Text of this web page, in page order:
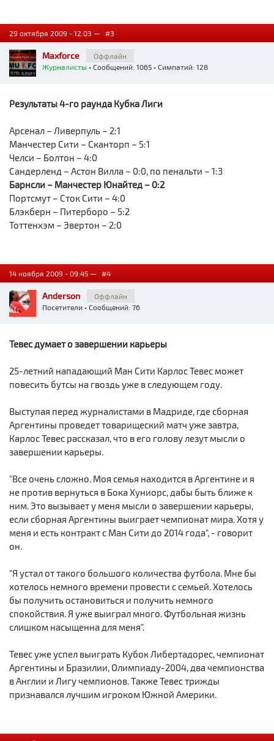
29 октября 2009 - 12:03 — #3
Maxforce
Оффлайн
Журналисты • Сообщений: 1065 • Симпатий: 128
Результаты 4-го раунда Кубка Лиги
Арсенал – Ливерпуль – 2:1
Манчестер Сити – Сканторп – 5:1
Челси – Болтон – 4:0
Сандерленд – Астон Вилла – 0:0, по пенальти – 1:3
Барнсли – Манчестер Юнайтед – 0:2
Портсмут – Сток Сити – 4:0
Блэкберн – Питерборо – 5:2
Тоттенхэм – Эвертон – 2:0
14 ноября 2009 - 09:45 — #4
Anderson
Оффлайн
Посетители • Сообщений: 76
Тевес думает о завершении карьеры
25-летний нападающий Ман Сити Карлос Тевес может
повесить бутсы на гвоздь уже в следующем году.
Выступая перед журналистами в Мадриде, где сборная
Аргентины проведет товарищеский матч уже завтра,
Карлос Тевес рассказал, что в его голову лезут мысли о
завершении карьеры.
"Все очень сложно. Моя семья находится в Аргентине и я
не против вернуться в Бока Хуниорс, дабы быть ближе к
ним. Это вызывает у меня мысли о завершении карьеры,
если сборная Аргентины выиграет чемпионат мира. Хотя у
меня и есть контракт с Ман Сити до 2014 года", - говорит
он.
"Я устал от такого большого количества футбола. Мне бы
хотелось немного времени провести с семьей. Хотелось
бы получить остановиться и получить немного
спокойствия. Я уже выиграл много. Футбольная жизнь
слишком насыщенна для меня".
Тевес уже успел выиграть Кубок Либертадорес, чемпионат
Аргентины и Бразилии, Олимпиаду-2004, два чемпионства
в Англии и Лигу чемпионов. Также Тевес трижды
признавался лучшим игроком Южной Америки.